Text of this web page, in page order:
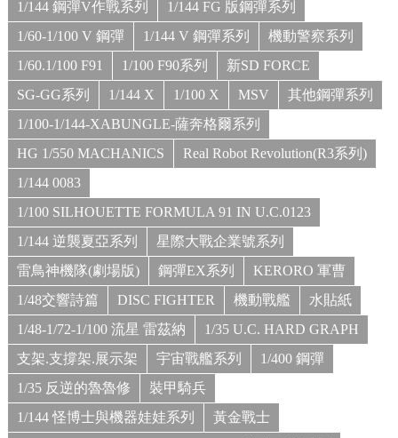
1/144 鋼彈V作戰系列
1/144 FG 版鋼彈系列
1/60-1/100 V 鋼彈
1/144 V 鋼彈系列
機動警察系列
1/60.1/100 F91
1/100 F90系列
新SD FORCE
SG-GG系列
1/144 X 1/100 X MSV
其他鋼彈系列
1/100-1/144-XABUNGLE-薩奔格爾系列
HG 1/550 MACHANICS
Real Robot Revolution(R3系列)
1/144 0083
1/100 SILHOUETTE FORMULA 91 IN U.C.0123
1/144 逆襲夏亞系列
星際大戰企業號系列
雷鳥神機隊(劇場版)
鋼彈EX系列
KERORO 軍曹
1/48交響詩篇
DISC FIGHTER 機動戰艦
水貼紙
1/48-1/72-1/100 流星 雷茲納
1/35 U.C. HARD GRAPH
支架.支撐架.展示架
宇宙戰艦系列
1/400 鋼彈
1/35 反逆的魯魯修
裝甲騎兵
1/144 怪博士與機器娃娃系列
黃金戰士